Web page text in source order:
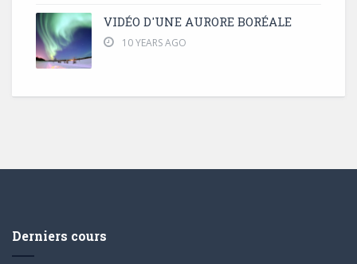
VIDÉO D'UNE AURORE BORÉALE
10 YEARS AGO
Derniers cours